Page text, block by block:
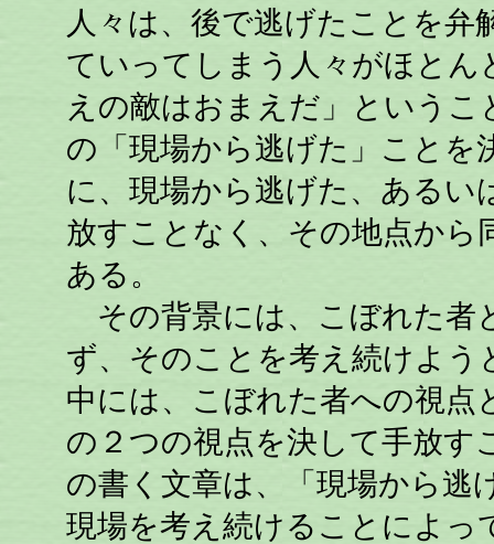
人々は、後で逃げたことを
ていってしまう人々がほと
えの敵はおまえだ」という
の「現場から逃げた」こと
に、現場から逃げた、あるい
放すことなく、その地点か
ある。
その背景には、こぼれた者
ず、そのことを考え続けよう
中には、こぼれた者への視点
の２つの視点を決して手放す
の書く文章は、「現場から逃
現場を考え続けることによっ